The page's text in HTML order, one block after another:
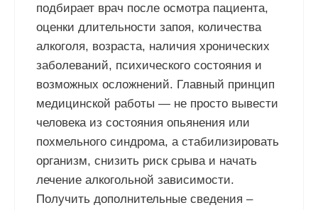
подбирает врач после осмотра пациента,
оценки длительности запоя, количества
алкоголя, возраста, наличия хронических
заболеваний, психического состояния и
возможных осложнений. Главный принцип
медицинской работы — не просто вывести
человека из состояния опьянения или
похмельного синдрома, а стабилизировать
организм, снизить риск срыва и начать
лечение алкогольной зависимости.
Получить дополнительные сведения –